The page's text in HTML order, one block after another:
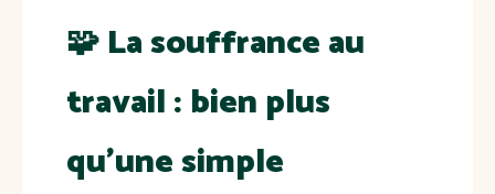
🧩La souffrance au
travail : bien plus
qu’une simple